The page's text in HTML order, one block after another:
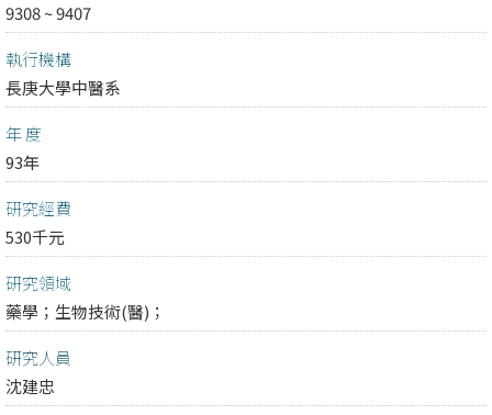
9308 ~ 9407
執行機構
長庚大學中醫系
年 度
93年
研究經費
530千元
研究領域
藥學； 生物技術(醫)；
研究人員
沈建忠